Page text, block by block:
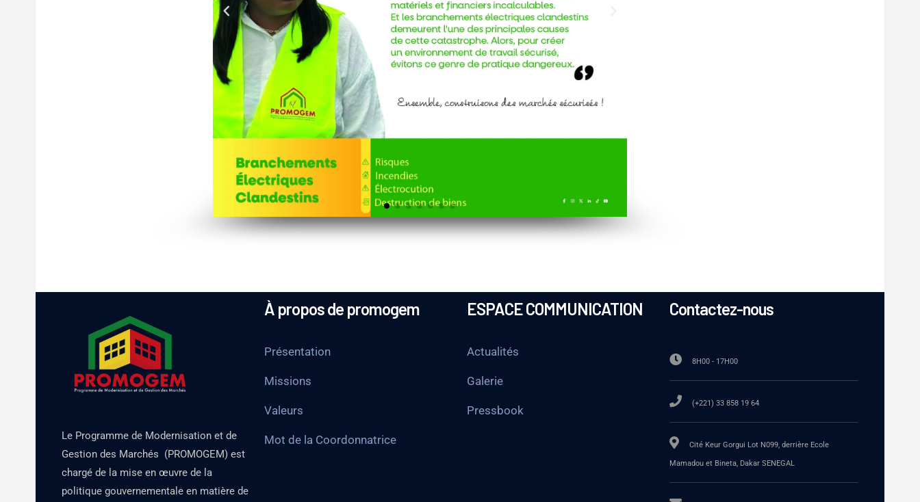
Le Programme de Modernisation et de
Gestion des Marchés (PROMOGEM) est
chargé de la mise en œuvre de la
politique gouvernementale en matière de
À propos de promogem
Présentation
Missions
Valeurs
Mot de la Coordonnatrice
ESPACE COMMUNICATION
Actualités
Galerie
Pressbook
Contactez-nous
8H00 - 17H00
(+221) 33 858 19 64
Cité Keur Gorgui Lot N099, derrière Ecole
Mamadou et Bineta, Dakar SENEGAL